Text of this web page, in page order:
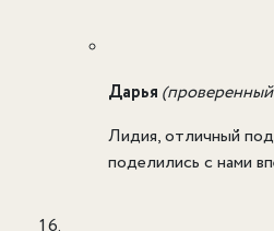
Дарья
Лидия, отличный
поделились с нами